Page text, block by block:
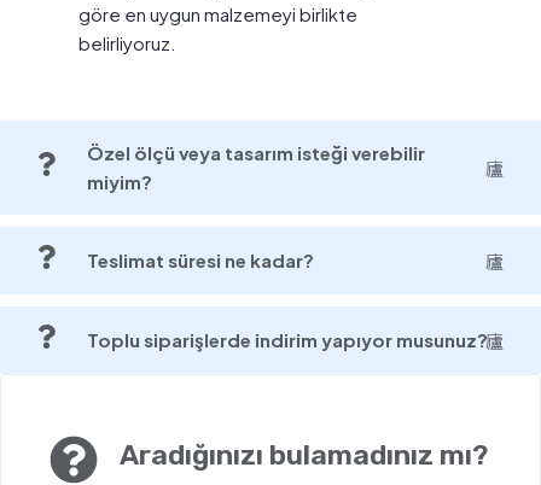
göre en uygun malzemeyi birlikte
belirliyoruz.
Özel ölçü veya tasarım isteği verebilir
miyim?
Teslimat süresi ne kadar?
Toplu siparişlerde indirim yapıyor musunuz?
Aradığınızı bulamadınız mı?